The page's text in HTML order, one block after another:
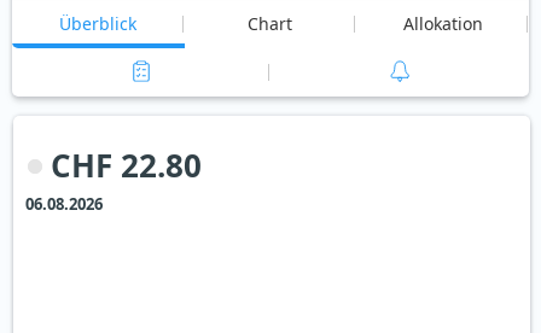
Überblick Chart Allokation
CHF 22.80
06.08.2026